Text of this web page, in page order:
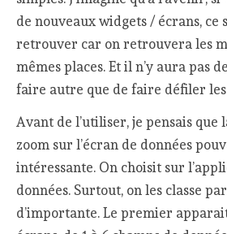
de nouveaux widgets / écrans, ce
retrouver car on retrouvera les
mêmes places. Et il n’y aura pas
faire autre que de faire défiler les
Avant de l’utiliser, je pensais
zoom sur l’écran de données
intéressante. On choisit sur
données. Surtout, on les classe
d’importante. Le premier